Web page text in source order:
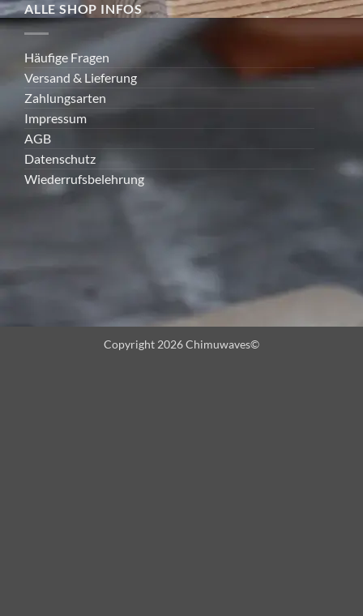
ALLE SHOP INFOS
Häufige Fragen
Versand & Lieferung
Zahlungsarten
Impressum
AGB
Datenschutz
Wiederrufsbelehrung
Copyright 2026 Chimuwaves©